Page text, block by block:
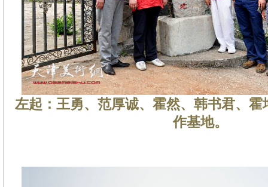
左起：王勇、范厚诚、霍然、韩书君、
作基地。